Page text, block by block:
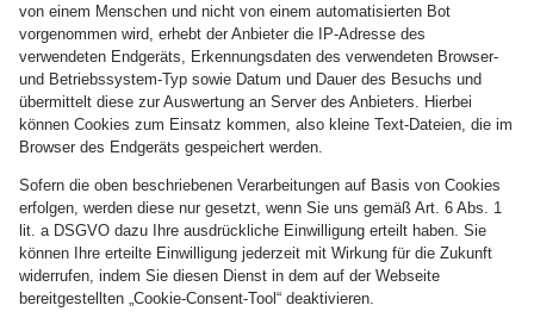
von einem Menschen und nicht von einem automatisierten Bot
vorgenommen wird, erhebt der Anbieter die IP-Adresse des
verwendeten Endgeräts, Erkennungsdaten des verwendeten Browser-
und Betriebssystem-Typ sowie Datum und Dauer des Besuchs und
übermittelt diese zur Auswertung an Server des Anbieters. Hierbei
können Cookies zum Einsatz kommen, also kleine Text-Dateien, die im
Browser des Endgeräts gespeichert werden.
Sofern die oben beschriebenen Verarbeitungen auf Basis von Cookies
erfolgen, werden diese nur gesetzt, wenn Sie uns gemäß Art. 6 Abs. 1
lit. a DSGVO dazu Ihre ausdrückliche Einwilligung erteilt haben. Sie
können Ihre erteilte Einwilligung jederzeit mit Wirkung für die Zukunft
widerrufen, indem Sie diesen Dienst in dem auf der Webseite
bereitgestellten „Cookie-Consent-Tool“ deaktivieren.